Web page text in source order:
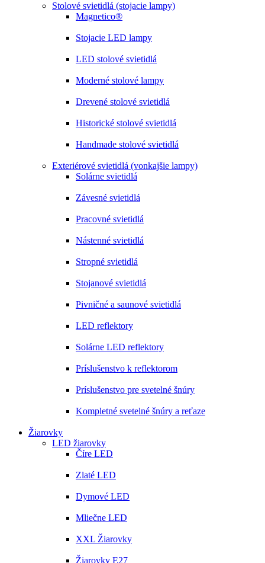
Stolové svietidlá (stojacie lampy)
Magnetico®
Stojacie LED lampy
LED stolové svietidlá
Moderné stolové lampy
Drevené stolové svietidlá
Historické stolové svietidlá
Handmade stolové svietidlá
Exteriérové svietidlá (vonkajšie lampy)
Solárne svietidlá
Závesné svietidlá
Pracovné svietidlá
Nástenné svietidlá
Stropné svietidlá
Stojanové svietidlá
Pivničné a saunové svietidlá
LED reflektory
Solárne LED reflektory
Príslušenstvo k reflektorom
Príslušenstvo pre svetelné šnúry
Kompletné svetelné šnúry a reťaze
Žiarovky
LED žiarovky
Číre LED
Zlaté LED
Dymové LED
Mliečne LED
XXL Žiarovky
Žiarovky E27